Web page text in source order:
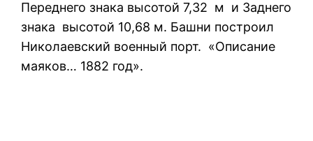
Переднего знака высотой 7,32 м и Заднего
знака высотой 10,68 м. Башни построил
Николаевский военный порт. «Описание
маяков… 1882 год».